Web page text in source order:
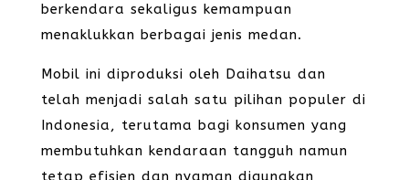
berkendara sekaligus kemampuan
menaklukkan berbagai jenis medan.
Mobil ini diproduksi oleh Daihatsu dan
telah menjadi salah satu pilihan populer di
Indonesia, terutama bagi konsumen yang
membutuhkan kendaraan tangguh namun
tetap efisien dan nyaman digunakan